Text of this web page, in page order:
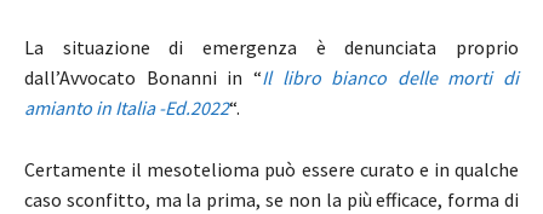
La situazione di emergenza è denunciata proprio
dall’Avvocato Bonanni in “Il libro bianco delle morti di
amianto in Italia -Ed.2022“.
Certamente il mesotelioma può essere curato e in qualche
caso sconfitto, ma la prima, se non la più efficace, forma di